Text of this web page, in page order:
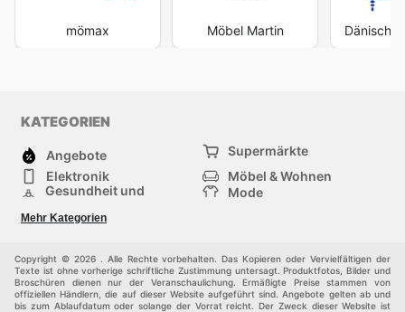
mömax Möbel Martin
KATEGORIEN
Angebote
Supermärkte
Elektronik
Möbel & Wohnen
Gesundheit und
Mode
Sportartikel und
Sportbekleidung
Einkaufzentren
Andere
Mehr Kategorien
Copyright © 2026 . Alle Rechte vorbehalten. Das Kopieren oder Vervielfältigen der
Texte ist ohne vorherige schriftliche Zustimmung untersagt. Produktfotos, Bilder und
Broschüren dienen nur der Veranschaulichung. Ermäßigte Preise stammen von
offiziellen Händlern, die auf dieser Website aufgeführt sind. Angebote gelten ab und
bis zum Ablaufdatum oder solange der Vorrat reicht. Der Zweck dieser Website ist